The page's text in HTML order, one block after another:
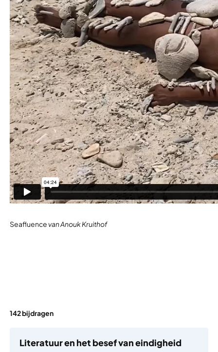
Seafluencevan Anouk Kruithof
142 bijdragen
Literatuur en het besef van eindigheid